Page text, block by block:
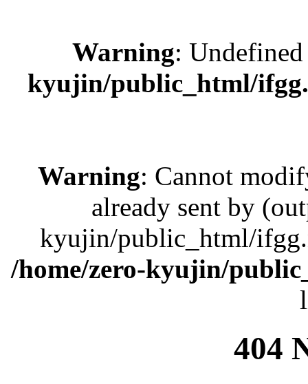
Warning:
kyujin/public_html/
Warning: Cannot
already sent by
kyujin/public_html/
/home/zero-kyujin/
404